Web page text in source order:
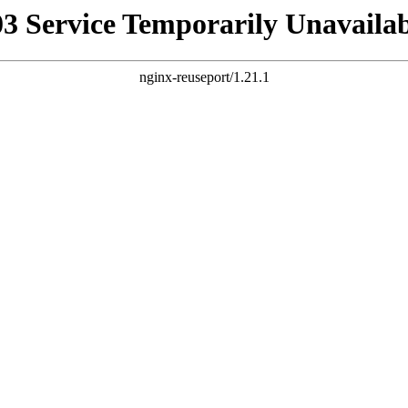
Service Temporarily
nginx-reuseport/1.21.1